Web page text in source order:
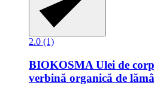
2.0 (1)
BIOKOSMA Ulei de
verbină organică de